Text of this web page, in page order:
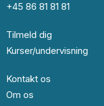
+45 86 81 81 81
Tilmeld dig
Kurser/undervisning
Kontakt os
Om os